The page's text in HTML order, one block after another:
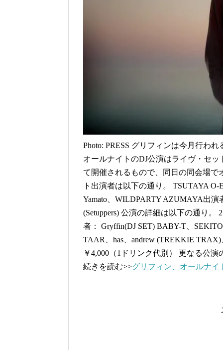
Photo: PRESS グリフィンは今月行わ
オールナイトのDJ公演はライヴ・セ
て開催されるもので、同日の同会場で
ト出演者は以下の通り。 TSUTAYA
Yamato、WILDPARTY AZUMAYA出
(Setuppers) 公演の詳細は以下の通り。
者： Gryffin(DJ SET) BABY-T、
TAAR、has、andrew (TREKKIE
￥4,000（1ドリンク代別） 更なる公
続きを読む>>グリフィン、オールナイ